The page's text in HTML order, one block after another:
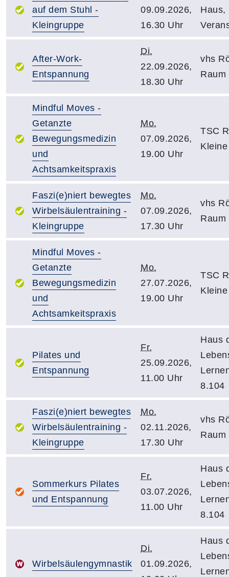
auf dem Stuhl -
Kleingruppe
09.09.2026,
16.30 Uhr
Haus,
After-Work-
Entspannung
Di.
22.09.2026,
18.30 Uhr
vhs
Raum
Mindful Moves -
Getanzte
Bewegungsmedizin
und
Achtsamkeitspraxis
Mo.
07.09.2026,
19.00 Uhr
TSC
Faszi(e)niert bewegtes
Wirbelsäulentraining -
Kleingruppe
Mo.
07.09.2026,
17.30 Uhr
vhs
Raum
Mindful Moves -
Getanzte
Bewegungsmedizin
und
Achtsamkeitspraxis
Mo.
27.07.2026,
19.00 Uhr
TSC
Pilates und
Entspannung
Fr.
25.09.2026,
11.00 Uhr
Haus
8.104
Faszi(e)niert bewegtes
Wirbelsäulentraining -
Kleingruppe
Mo.
02.11.2026,
17.30 Uhr
vhs
Raum
Sommerkurs Pilates
und Entspannung
Fr.
03.07.2026,
11.00 Uhr
Haus
8.104
Wirbelsäulengymnastik
Di.
01.09.2026,
Haus